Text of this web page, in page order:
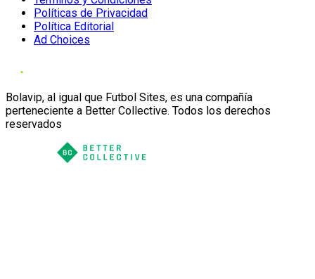
Políticas de Privacidad
Política Editorial
Ad Choices
Bolavip, al igual que Futbol Sites, es una compañía
perteneciente a Better Collective. Todos los derechos
reservados